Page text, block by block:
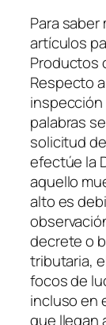
Para
artículos
Productos
Respecto
palabras
solicitud
efectúe la
aquello
alto es
decrete o
tributaria,
focos de
incluso en
que llegan